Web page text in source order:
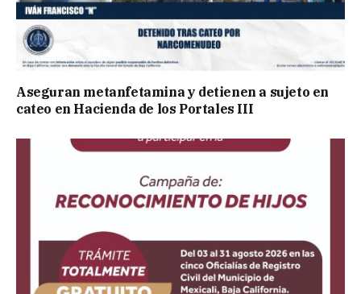
Aseguran metanfetamina y detienen a sujeto en
cateo en Hacienda de los Portales III